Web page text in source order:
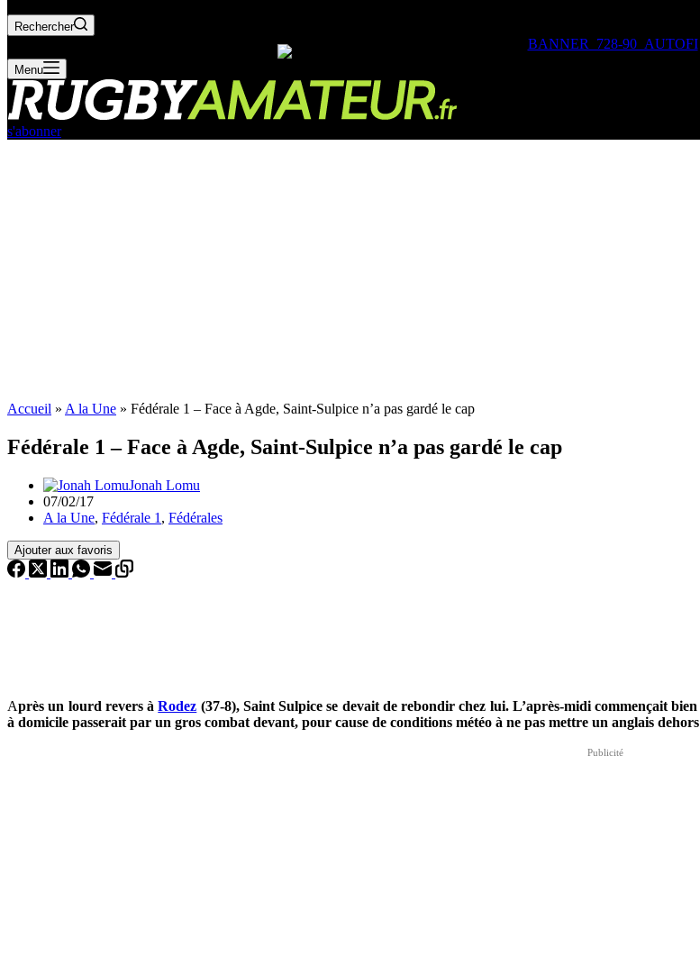
Rechercher
Menu
s'abonner
Accueil » A la Une » Fédérale 1 – Face à Agde, Saint-Sulpice n’a pas gardé le cap
Fédérale 1 – Face à Agde, Saint-Sulpice n’a pas gardé le cap
Jonah Lomu
07/02/17
A la Une, Fédérale 1 , Fédérales
Ajouter aux favoris
Après un lourd revers àRodez (37-8), Saint Sulpice se devait de rebondir chez lui. L’après-midi commençait
à domicile passerait par un gros combat devant, pour cause de conditions météo à ne pas mettre un anglais